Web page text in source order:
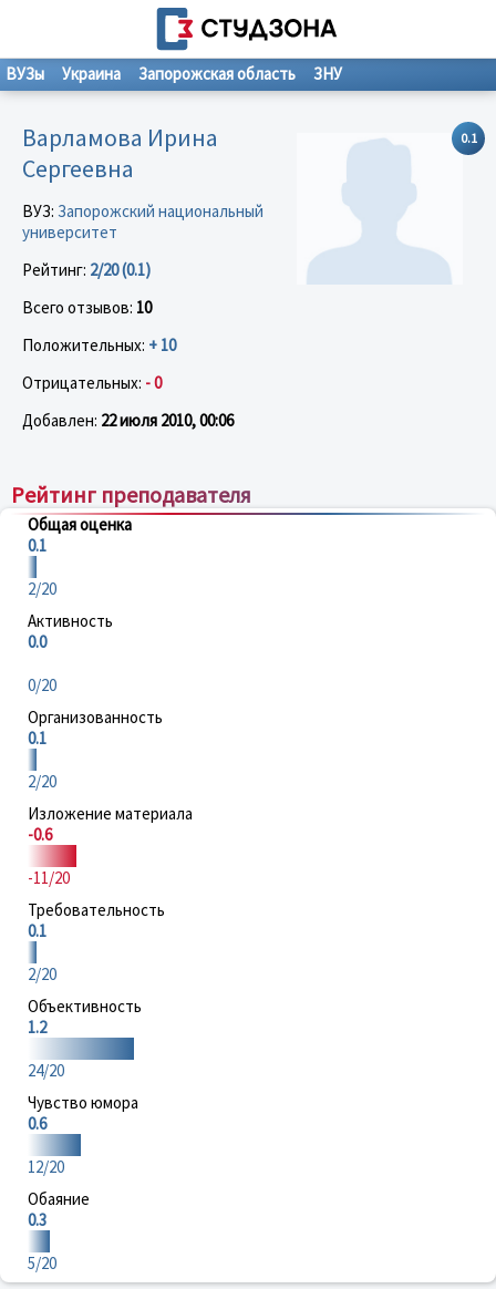
ВУЗы Украина Запорожская область ЗНУ
0.1
Варламова Ирина
Сергеевна
ВУЗ: Запорожский национальный
университет
Рейтинг: 2/20 (0.1)
Всего отзывов: 10
Положительных: + 10
Отрицательных: - 0
Добавлен: 22 июля 2010, 00:06
Рейтинг преподавателя
Общая оценка
0.1
2/20
Активность
0.0
0/20
Организованность
0.1
2/20
Изложение материала
-0.6
-11/20
Требовательность
0.1
2/20
Объективность
1.2
24/20
Чувство юмора
0.6
12/20
Обаяние
0.3
5/20